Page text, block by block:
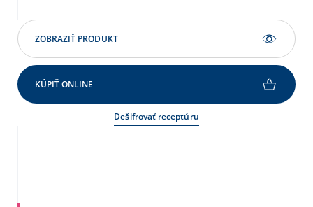
ZOBRAZIŤ PRODUKT
KÚPIŤ ONLINE
Dešifrovať receptúru